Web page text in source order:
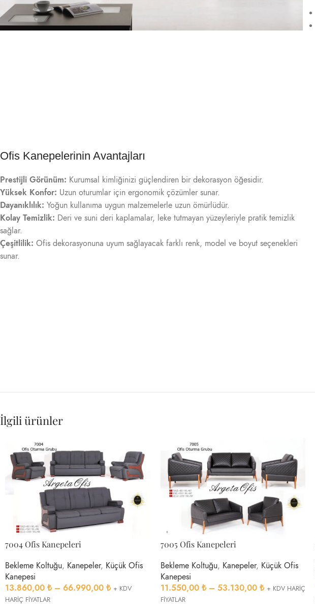
Ofis Kanepelerinin Avantajları
Prestijli Görünüm: Kurumsal kimliğinizi güçlendiren bir dekorasyon öğesidir.
Yüksek Konfor: Uzun oturumlar için ergonomik çözümler sunar.
Dayanıklılık: Yoğun kullanıma uygun malzemelerle uzun ömürlüdür.
Kolay Temizlik: Deri ve suni deri kaplamalar, leke tutmayan yüzeyleriyle pratik temizlik
sağlar.
Çeşitlilik: Ofis dekorasyonuna uyum sağlayacak farklı renk, model ve boyut seçenekleri
sunar.
İlgili ürünler
7004 Ofis Kanepeleri
Bekleme Koltuğu, Kanepeler, Küçük Ofis
Kanepesi
13.860,00 ₺ – 66.990,00 ₺ + KDV
HARİÇ FİYATLAR
7005 Ofis Kanepeleri
Bekleme Koltuğu, Kanepeler, Küçük Ofis
Kanepesi
11.550,00 ₺ – 53.130,00 ₺ + KDV HARİÇ
FİYATLAR